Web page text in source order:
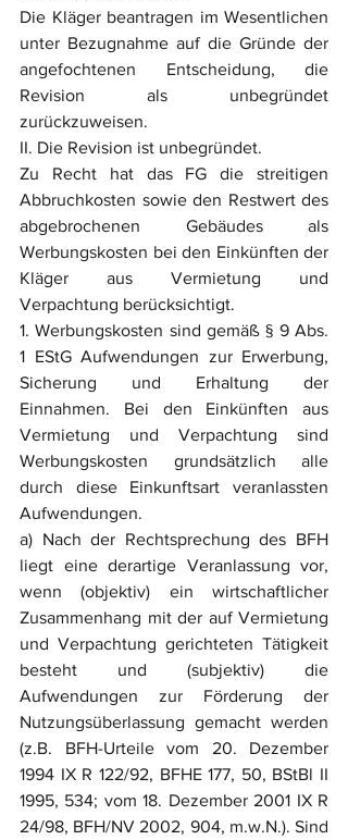
Die Kläger beantragen im Wesentlichen
unter Bezugnahme auf die Gründe der
angefochtenen Entscheidung, die
Revision als unbegründet
zurückzuweisen.
II. Die Revision ist unbegründet.
Zu Recht hat das FG die streitigen
Abbruchkosten sowie den Restwert des
abgebrochenen Gebäudes als
Werbungskosten bei den Einkünften der
Kläger aus Vermietung und
Verpachtung berücksichtigt.
1. Werbungskosten sind gemäß § 9 Abs.
1 EStG Aufwendungen zur Erwerbung,
Sicherung und Erhaltung der
Einnahmen. Bei den Einkünften aus
Vermietung und Verpachtung sind
Werbungskosten grundsätzlich alle
durch diese Einkunftsart veranlassten
Aufwendungen.
a) Nach der Rechtsprechung des BFH
liegt eine derartige Veranlassung vor,
wenn (objektiv) ein wirtschaftlicher
Zusammenhang mit der auf Vermietung
und Verpachtung gerichteten Tätigkeit
besteht und (subjektiv) die
Aufwendungen zur Förderung der
Nutzungsüberlassung gemacht werden
(z.B. BFH-Urteile vom 20. Dezember
1994 IX R 122/92, BFHE 177, 50, BStBl II
1995, 534; vom 18. Dezember 2001 IX R
24/98, BFH/NV 2002, 904, m.w.N.). Sind